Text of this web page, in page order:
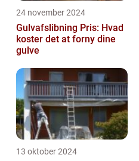
24 november 2024
Gulvafslibning Pris: Hvad
koster det at forny dine
gulve
13 oktober 2024